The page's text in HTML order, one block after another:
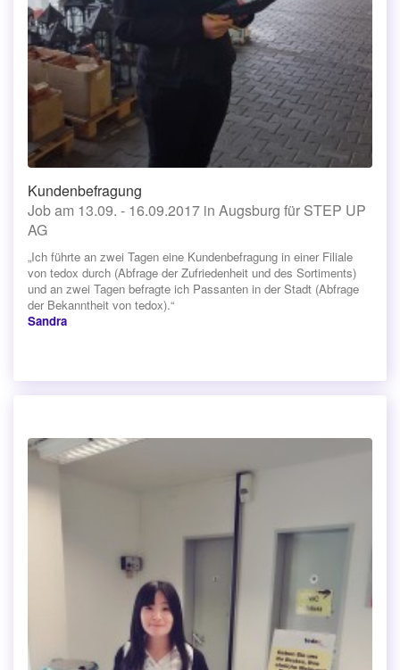
Kundenbefragung
Job am 13.09. - 16.09.2017 in Augsburg für STEP UP
AG
„Ich führte an zwei Tagen eine Kundenbefragung in einer Filiale
von tedox durch (Abfrage der Zufriedenheit und des Sortiments)
und an zwei Tagen befragte ich Passanten in der Stadt (Abfrage
der Bekanntheit von tedox).“
Sandra